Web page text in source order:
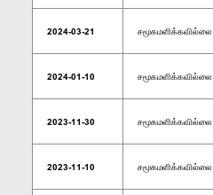
2024-03-21 சமூகமளிக்கவில்லை
2024-01-10 சமூகமளிக்கவில்லை
2023-11-30 சமூகமளிக்கவில்லை
2023-11-10 சமூகமளிக்கவில்லை